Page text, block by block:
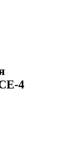
4